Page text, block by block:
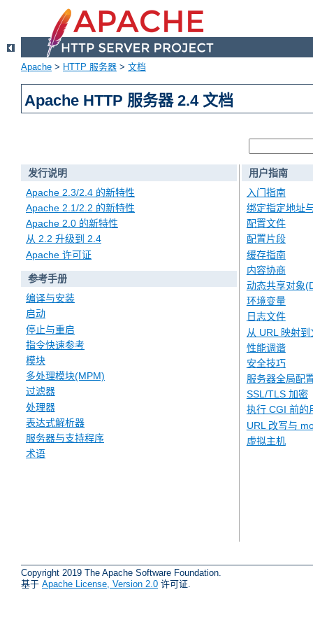
Apache > HTTP 服务器 > 文档
Apache HTTP 服务器 2.4 文档
发行说明
Apache 2.3/2.4 的新特性
Apache 2.1/2.2 的新特性
Apache 2.0 的新特性
从 2.2 升级到 2.4
Apache 许可证
参考手册
编译与安装
启动
停止与重启
指令快速参考
模块
多处理模块(MPM)
过滤器
处理器
表达式解析器
服务器与支持程序
术语
用户指南
入门指南
绑定指定地址
配置文件
配置片段
缓存指南
内容协商
动态共享对象
环境变量
日志文件
从 URL 映射
性能调谐
安全技巧
服务器全局配
SSL/TLS 加密
执行 CGI 前的
URL 改写与
虚拟主机
Copyright 2019 The Apache Software Foundation.
基于 Apache License, Version 2.0 许可证.